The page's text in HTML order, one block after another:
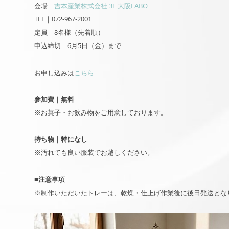
会場｜吉本産業株式会社 3F 大阪LABO
TEL｜072-967-2001
定員｜8名様（先着順）
申込締切｜6月5日（金）まで
お申し込みはこちら
参加費｜無料
※お菓子・お飲み物をご用意しております。
持ち物｜特になし
※汚れても良い服装でお越しください。
■注意事項
※制作いただいたトレーは、乾燥・仕上げ作業後に後日発送とな